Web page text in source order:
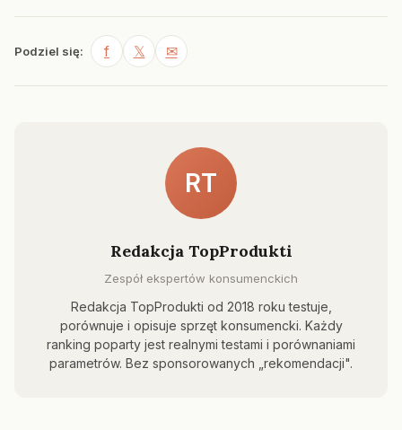
Podziel się: f 𝕏 ✉
RT
Redakcja TopProdukti
Zespół ekspertów konsumenckich
Redakcja TopProdukti od 2018 roku testuje,
porównuje i opisuje sprzęt konsumencki. Każdy
ranking poparty jest realnymi testami i porównaniami
parametrów. Bez sponsorowanych „rekomendacji".